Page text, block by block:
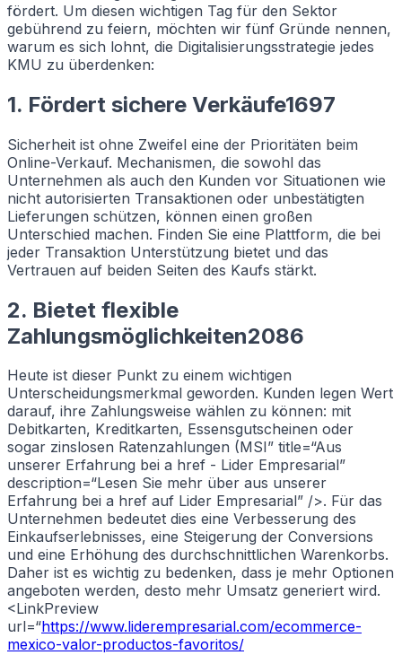
fördert. Um diesen wichtigen Tag für den Sektor
gebührend zu feiern, möchten wir fünf Gründe nennen,
warum es sich lohnt, die Digitalisierungsstrategie jedes
KMU zu überdenken:
1. Fördert sichere Verkäufe1697
Sicherheit ist ohne Zweifel eine der Prioritäten beim
Online-Verkauf. Mechanismen, die sowohl das
Unternehmen als auch den Kunden vor Situationen wie
nicht autorisierten Transaktionen oder unbestätigten
Lieferungen schützen, können einen großen
Unterschied machen. Finden Sie eine Plattform, die bei
jeder Transaktion Unterstützung bietet und das
Vertrauen auf beiden Seiten des Kaufs stärkt.
2. Bietet flexible
Zahlungsmöglichkeiten2086
Heute ist dieser Punkt zu einem wichtigen
Unterscheidungsmerkmal geworden. Kunden legen Wert
darauf, ihre Zahlungsweise wählen zu können: mit
Debitkarten, Kreditkarten, Essensgutscheinen oder
sogar zinslosen Ratenzahlungen (MSI” title=“Aus
unserer Erfahrung bei a href - Lider Empresarial”
description=“Lesen Sie mehr über aus unserer
Erfahrung bei a href auf Lider Empresarial” />. Für das
Unternehmen bedeutet dies eine Verbesserung des
Einkaufserlebnisses, eine Steigerung der Conversions
und eine Erhöhung des durchschnittlichen Warenkorbs.
Daher ist es wichtig zu bedenken, dass je mehr Optionen
angeboten werden, desto mehr Umsatz generiert wird.
<LinkPreview
url=“https://www.liderempresarial.com/ecommerce-
mexico-valor-productos-favoritos/